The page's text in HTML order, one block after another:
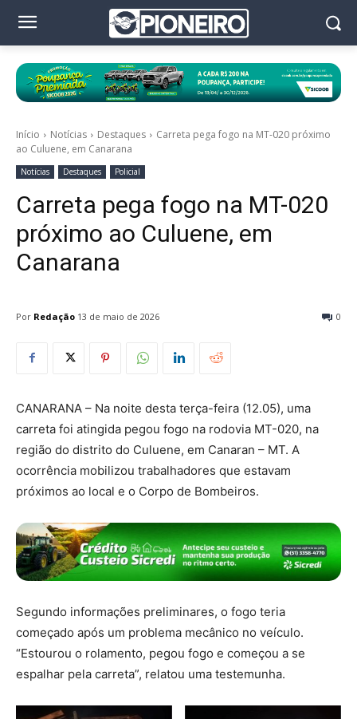
Início Notícias Destaques
Carreta pega fogo na MT-020 próximo
ao Culuene, em Canarana
Notícias Destaques Policial
Carreta pega fogo na MT-020
próximo ao Culuene, em
Canarana
Por Redação 0
13 de maio de 2026
CANARANA – Na noite desta terça-feira (12.05), uma
carreta foi atingida pegou fogo na rodovia MT-020, na
região do distrito do Culuene, em Canaran – MT. A
ocorrência mobilizou trabalhadores que estavam
próximos ao local e o Corpo de Bombeiros.
Segundo informações preliminares, o fogo teria
começado após um problema mecânico no veículo.
“Estourou o rolamento, pegou fogo e começou a se
espalhar pela carreta”, relatou uma testemunha.